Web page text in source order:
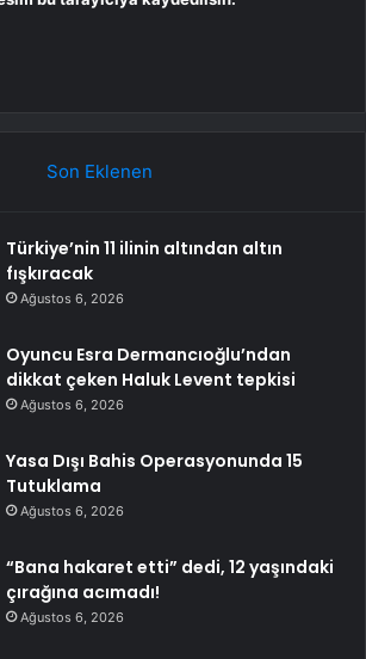
Son Eklenen
Türkiye’nin 11 ilinin altından altın
fışkıracak
Ağustos 6, 2026
Oyuncu Esra Dermancıoğlu’ndan
dikkat çeken Haluk Levent tepkisi
Ağustos 6, 2026
Yasa Dışı Bahis Operasyonunda 15
Tutuklama
Ağustos 6, 2026
“Bana hakaret etti” dedi, 12 yaşındaki
çırağına acımadı!
Ağustos 6, 2026